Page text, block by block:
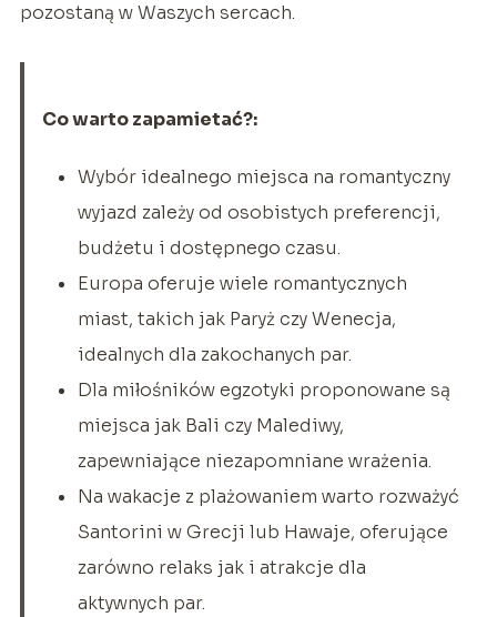
pozostaną w Waszych sercach.
Co warto zapamietać?:
Wybór idealnego miejsca na romantyczny
wyjazd zależy od osobistych preferencji,
budżetu i dostępnego czasu.
Europa oferuje wiele romantycznych
miast, takich jak Paryż czy Wenecja,
idealnych dla zakochanych par.
Dla miłośników egzotyki proponowane są
miejsca jak Bali czy Malediwy,
zapewniające niezapomniane wrażenia.
Na wakacje z plażowaniem warto rozważyć
Santorini w Grecji lub Hawaje, oferujące
zarówno relaks jak i atrakcje dla
aktywnych par.